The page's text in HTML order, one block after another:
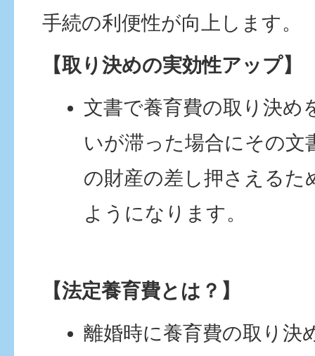
手続の利便性が向上します。
【取り決めの実効性アップ】
文書で養育費の取り決め
いが滞った場合にその文
の財産の差し押さえるた
ようになります。
【法定養育費とは？】
離婚時に養育費の取り決